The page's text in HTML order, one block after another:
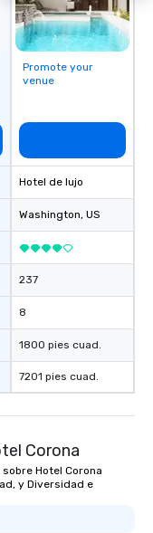
Promote your
venue
Hotel de lujo
Washington, US
237
8
1800 pies cuad.
7201 pies cuad.
Corona
Hotel Corona
y Diversidad e